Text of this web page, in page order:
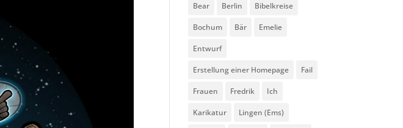
Bear Berlin Bibelkreise
Bochum Bär Emelie
Entwurf
Erstellung einer Homepage Fail
Frauen Fredrik Ich
Karikatur Lingen (Ems)